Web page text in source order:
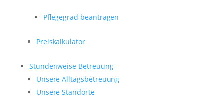
Pflegegrad beantragen
Preiskalkulator
Stundenweise Betreuung
Unsere Alltagsbetreuung
Unsere Standorte